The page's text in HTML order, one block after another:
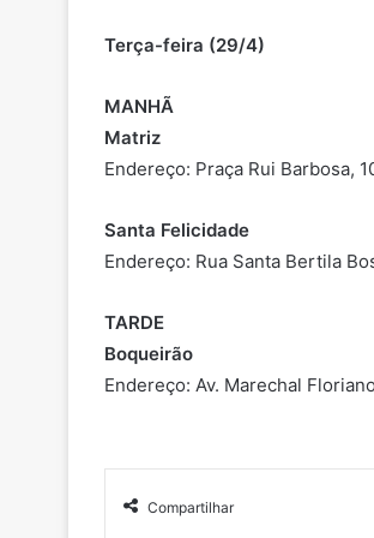
Terça-feira (29/4)
MANHÃ
Matriz
Endereço: Praça Rui Barbosa,
Santa Felicidade
Endereço: Rua Santa Bertila
TARDE
Boqueirão
Endereço: Av. Marechal
Compartilhar